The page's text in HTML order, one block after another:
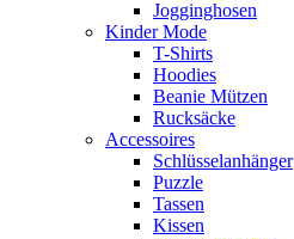
Jogginghosen
Kinder Mode
T-Shirts
Hoodies
Beanie Mützen
Rucksäcke
Accessoires
Schlüsselanhänger
Puzzle
Tassen
Kissen